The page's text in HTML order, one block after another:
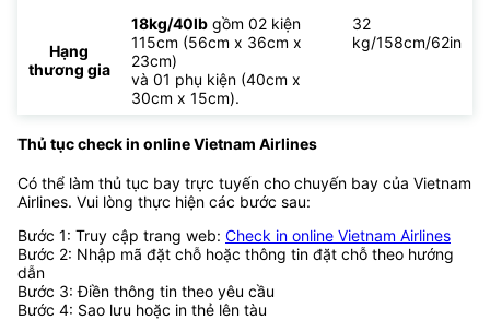
Hạng
thương gia
18kg/40lb gồm 02 kiện
115cm (56cm x 36cm x
23cm)
và 01 phụ kiện (40cm x
30cm x 15cm).
32
kg/158cm/62in
Thủ tục check in online Vietnam Airlines
Có thể làm thủ tục bay trực tuyến cho chuyến bay của Vietnam
Airlines. Vui lòng thực hiện các bước sau:
Bước 1: Truy cập trang web: Check in online Vietnam Airlines
Bước 2: Nhập mã đặt chỗ hoặc thông tin đặt chỗ theo hướng
dẫn
Bước 3: Điền thông tin theo yêu cầu
Bước 4: Sao lưu hoặc in thẻ lên tàu